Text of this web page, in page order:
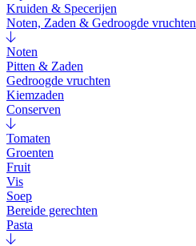
Kruiden & Specerijen
Noten, Zaden & Gedroogde vruchten
Noten
Pitten & Zaden
Gedroogde vruchten
Kiemzaden
Conserven
Tomaten
Groenten
Fruit
Vis
Soep
Bereide gerechten
Pasta